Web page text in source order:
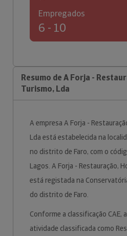
Empregados
6 - 10
Resumo de A Forja -
Turismo, Lda
A empresa A Forja -
Lda está estabelecida na
no distrito de Faro, com o
Lagos. A Forja - Restauração,
está registada na
do distrito de Faro.
Conforme a classificação CAE,
atividade classificada como